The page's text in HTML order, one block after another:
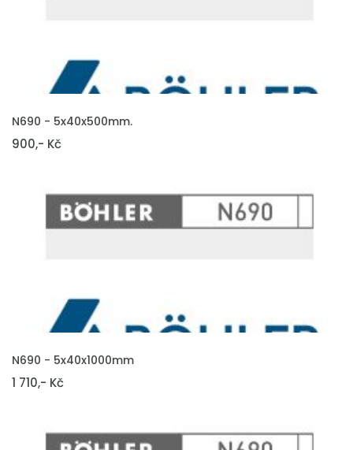
VLOŽIT DO KOŠÍKU
N690 - 5x40x500mm.
900,- Kč
VLOŽIT DO KOŠÍKU
N690 - 5x40x1000mm
1 710,- Kč